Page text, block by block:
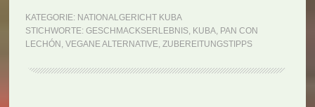
Pan
con
(Rezept)
KATEGORIE: NATIONALGERICHT KUBA
STICHWORTE: GESCHMACKSERLEBNIS, KUBA, PAN CON
LECHÓN , VEGANE ALTERNATIVE, ZUBEREITUNGSTIPPS